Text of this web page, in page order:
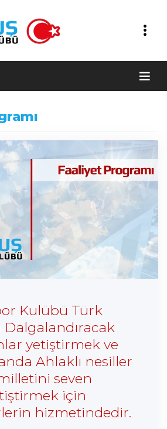
Kulübü Türk
Dalgalandıracak
yetiştirmek ve
Ahlaklı nesiller
seven
için
hizmetindedir.